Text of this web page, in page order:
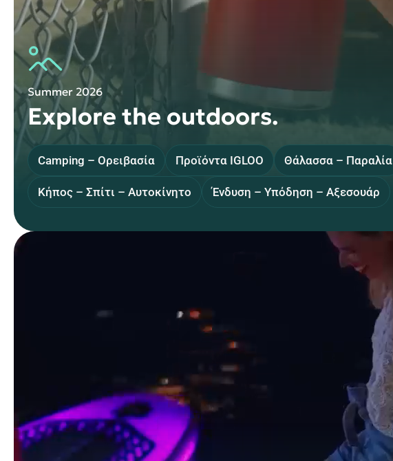
Summer 2026
Explore the outdoors.
Camping – Ορειβασία Προϊόντα IGLOO Θάλασσα – Παραλία
Κήπος – Σπίτι – Αυτοκίνητο Ένδυση – Υπόδηση – Αξεσουάρ